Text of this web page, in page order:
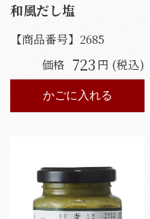
和風だし塩
【商品番号】 2685
価格 723 円 (税込)
かごに入れる